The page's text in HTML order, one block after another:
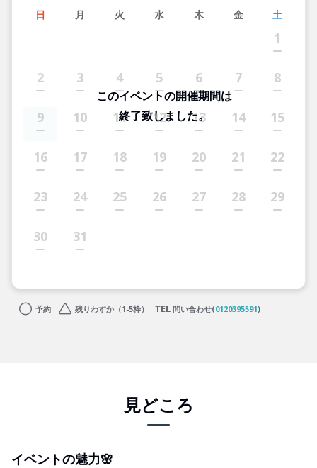
日 月 火 水 木 金 土
1
2 3 4 5 6 7 8
9 10 11 12 13 14 15
16 17 18 19 20 21 22
23 24 25 26 27 28 29
30 31
このイベントの開催期間は
終了致しました。
予約 残りわずか（1-5枠） 問い合わせ(0120395591)
見どころ
イベントの魅力🌸